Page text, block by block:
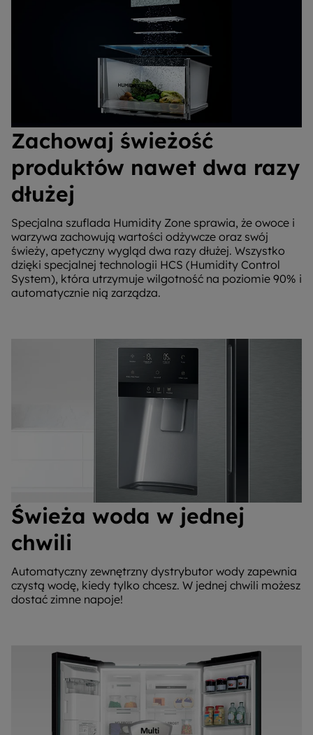
Zachowaj świeżość
produktów nawet dwa razy
dłużej
Specjalna szuflada Humidity Zone sprawia, że owoce i
warzywa zachowują wartości odżywcze oraz swój
świeży, apetyczny wygląd dwa razy dłużej. Wszystko
dzięki specjalnej technologii HCS (Humidity Control
System), która utrzymuje wilgotność na poziomie 90% i
automatycznie nią zarządza.
Świeża woda w jednej
chwili
Automatyczny zewnętrzny dystrybutor wody zapewnia
czystą wodę, kiedy tylko chcesz. W jednej chwili możesz
dostać zimne napoje!